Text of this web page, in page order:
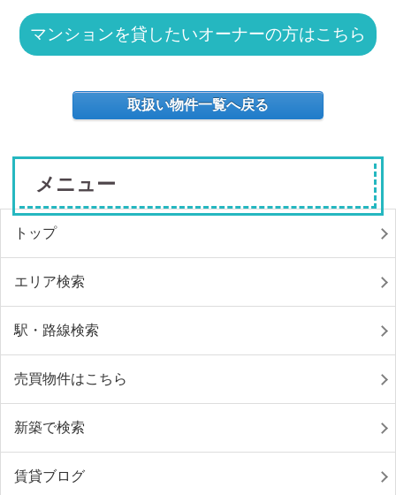
マンションを貸したいオーナーの方はこちら
取扱い物件一覧へ戻る
メニュー
トップ
エリア検索
駅・路線検索
売買物件はこちら
新築で検索
賃貸ブログ